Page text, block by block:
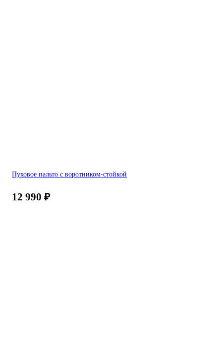
Пуховое пальто с воротником-стойкой
12 990 ₽